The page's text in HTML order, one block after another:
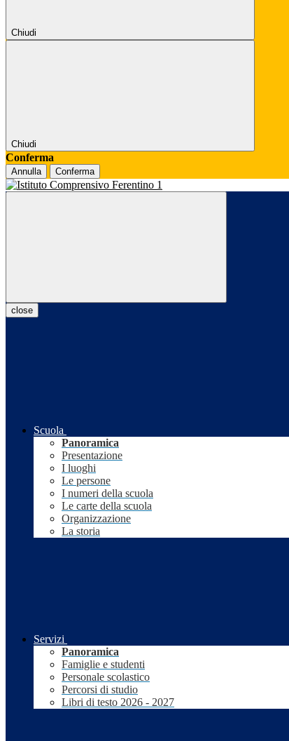
Chiudi
Chiudi
Conferma
Annulla Conferma
close
Scuola
Panoramica
Presentazione
I luoghi
Le persone
I numeri della scuola
Le carte della scuola
Organizzazione
La storia
Servizi
Panoramica
Famiglie e studenti
Personale scolastico
Percorsi di studio
Libri di testo 2026 - 2027